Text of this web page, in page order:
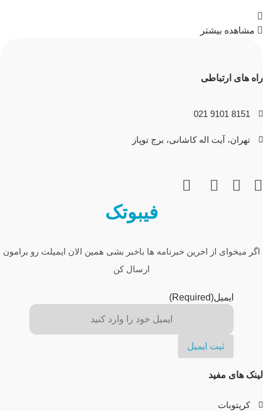
مشاهده بیشتر
راه های ارتباطی
8151 9101 021
تهران، آیت اله کاشانی، برج توپاز
فیبوتک
اگر میخوای از اخرین خبرنامه ها باخبر بشی همین الان ایمیلت رو برامون
ارسال کن
ایمیل(Required)
لینک های مفید
کرپتوبات